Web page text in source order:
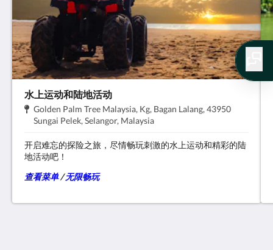
水上运动和陆地活动
地
址:
Golden Palm Tree Malaysia, Kg, Bagan Lalang, 43950
Sungai Pelek, Selangor, Malaysia.
开启难忘的探险之旅，尽情畅玩刺激的水上运动和精彩的陆
地活动吧！
查看菜单/ ​无限畅玩